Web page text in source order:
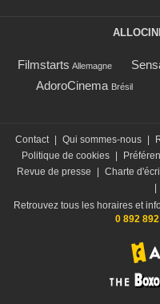
Filmstarts Allemagne
AdoroCinema Brésil
Contact Qui sommes-nous
Politique de cookies
Revue de presse
Charte
Retrouvez tous les horaires et
0 892